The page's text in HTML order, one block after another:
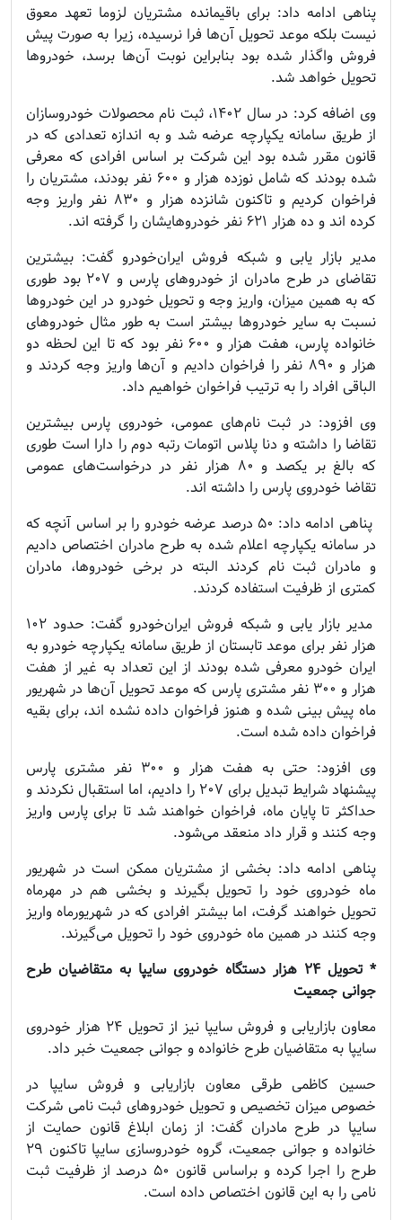
پناهی ادامه داد: برای باقیمانده مشتریان لزوما تعهد معوق
نیست بلکه موعد تحویل آن‌ها فرا نرسیده، زیرا به صورت پیش
فروش واگذار شده بود بنابراین نوبت آن‌ها برسد، خودرو‌ها
تحویل خواهد شد.
وی اضافه کرد: در سال ۱۴۰۲، ثبت نام محصولات خودروسازان
از طریق سامانه یکپارچه عرضه شد و به اندازه تعدادی که در
قانون مقرر شده بود این شرکت بر اساس افرادی که معرفی
شده بودند که شامل نوزده هزار و ۶۰۰ نفر بودند، مشتریان را
فراخوان کردیم و تاکنون شانزده هزار و ۸۳۰ نفر واریز وجه
کرده اند و ده هزار ۶۲۱ نفر خودروهایشان را گرفته اند.
مدیر بازار یابی و شبکه فروش ایران‌خودرو گفت: بیشترین
تقاضای در طرح مادران از خودرو‌های پارس و ۲۰۷ بود طوری
که به همین میزان، واریز وجه و تحویل خودرو در این خودرو‌ها
نسبت به سایر خودرو‌ها بیشتر است به طور مثال خودرو‌های
خانواده پارس، هفت هزار و ۶۰۰ نفر بود که تا این لحظه دو
هزار و ۸۹۰ نفر را فراخوان دادیم و آن‌ها واریز وجه کردند و
الباقی افراد را به ترتیب فراخوان خواهیم داد.
وی افزود: در ثبت نام‌های عمومی، خودروی پارس بیشترین
تقاضا را داشته و دنا پلاس اتومات رتبه دوم را دارا است طوری
که بالغ بر یکصد و ۸۰ هزار نفر در درخواست‌های عمومی
تقاضا خودروی پارس را داشته اند.
پناهی ادامه داد: ۵۰ درصد عرضه خودرو را بر اساس آنچه که
در سامانه یکپارچه اعلام شده به طرح مادران اختصاص دادیم
و مادران ثبت نام کردند البته در برخی خودروها، مادران
کمتری از ظرفیت استفاده کردند.
مدیر بازار یابی و شبکه فروش ایران‌خودرو گفت: حدود ۱۰۲
هزار نفر برای موعد تابستان از طریق سامانه یکپارچه خودرو به
ایران خودرو معرفی شده بودند از این تعداد به غیر از هفت
هزار و ۳۰۰ نفر مشتری پارس که موعد تحویل آن‌ها در شهریور
ماه پیش بینی شده و هنوز فراخوان داده نشده اند، برای بقیه
فراخوان داده شده است.
وی افزود: حتی به هفت هزار و ۳۰۰ نفر مشتری پارس
پیشنهاد شرایط تبدیل برای ۲۰۷ را دادیم، اما استقبال نکردند و
حداکثر تا پایان ماه، فراخوان خواهند شد تا برای پارس واریز
وجه کنند و قرار داد منعقد می‌شود.
پناهی ادامه داد: بخشی از مشتریان ممکن است در شهریور
ماه خودروی خود را تحویل بگیرند و بخشی هم در مهرماه
تحویل خواهند گرفت، اما بیشتر افرادی که در شهریورماه واریز
وجه کنند در همین ماه خودروی خود را تحویل می‌گیرند.
* تحویل ۲۴ هزار دستگاه خودروی سایپا به متقاضیان طرح
جوانی جمعیت
معاون بازاریابی و فروش سایپا نیز از تحویل ۲۴ هزار خودروی
سایپا به متقاضیان طرح خانواده و جوانی جمعیت خبر داد.
حسین کاظمی طرقی معاون بازاریابی و فروش سایپا در
خصوص میزان تخصیص و تحویل خودرو‌های ثبت نامی شرکت
سایپا در طرح مادران گفت: از زمان ابلاغ قانون حمایت از
خانواده و جوانی جمعیت، گروه خودروسازی سایپا تاکنون ۲۹
طرح را اجرا کرده و براساس قانون ۵۰ درصد از ظرفیت ثبت
نامی را به این قانون اختصاص داده است.